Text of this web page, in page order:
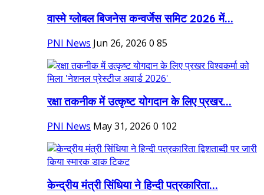
वास्मे ग्लोबल बिजनेस कन्वर्जेस समिट 2026 में...
PNI News Jun 26, 2026 0 85
रक्षा तकनीक में उत्कृष्ट योगदान के लिए प्रखर...
PNI News May 31, 2026 0 102
केन्द्रीय मंत्री सिंधिया ने हिन्दी पत्रकारिता...